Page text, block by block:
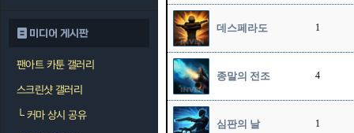
미디어 게시판
팬아트 카툰 갤러리
스크린샷 갤러리
└커마 상시 공유
데스페라도 1
종말의 전조 4
심판의 날 1